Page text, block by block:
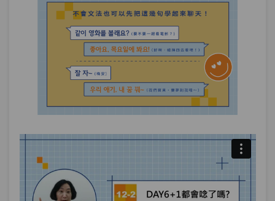
你有吃過臭豆腐嗎？：嘗試
我有騎摩托車環島過：經驗
15:46
試看
測驗1 隨堂小考13
第19章： 閒聊寶典，認識朋友不怕沒話題
單元1 想當年啊...（你也變老古板了
嗎）： ～的時候